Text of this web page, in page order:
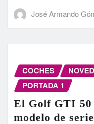
José Armando
COCHES
PORTADA 1
El Golf GTI 50
modelo de